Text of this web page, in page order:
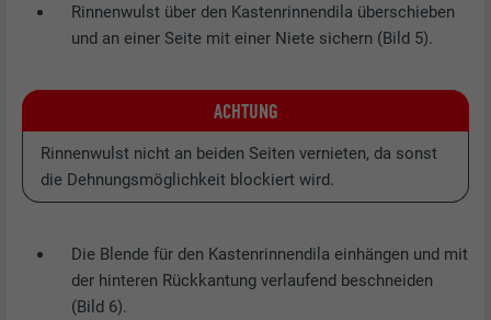
Rinnenwulst über den Kastenrinnendila überschieben
und an einer Seite mit einer Niete sichern (Bild 5).
ACHTUNG
Rinnenwulst nicht an beiden Seiten vernieten, da sonst
die Dehnungsmöglichkeit blockiert wird.
Die Blende für den Kastenrinnendila einhängen und mit
der hinteren Rückkantung verlaufend beschneiden
(Bild 6).